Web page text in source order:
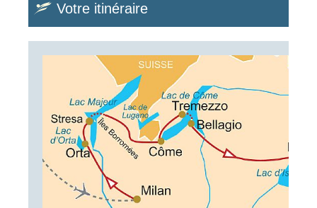
Votre itinéraire